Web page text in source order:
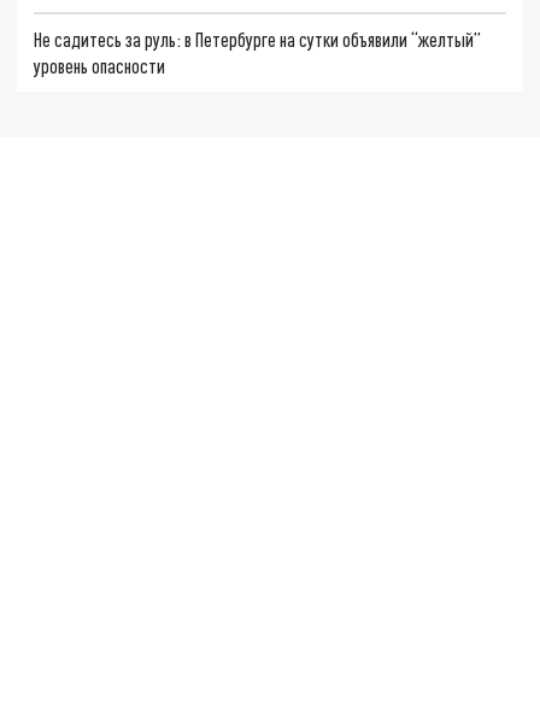
Не садитесь за руль: в Петербурге на сутки объявили “желтый”
уровень опасности